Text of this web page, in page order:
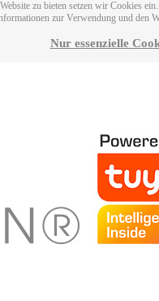
zu bieten setzen wir Cookies
zur Verwendung und den
Nur essenzielle